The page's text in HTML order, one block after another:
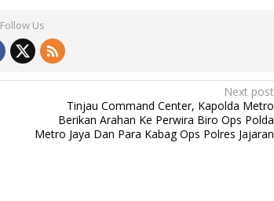
Follow Us
Next post
Tinjau Command Center, Kapolda Metro
Berikan Arahan Ke Perwira Biro Ops Polda
Metro Jaya Dan Para Kabag Ops Polres Jajaran